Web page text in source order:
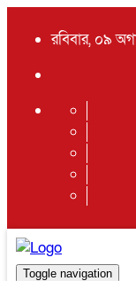
রবিবার, ০৯
Toggle navigation